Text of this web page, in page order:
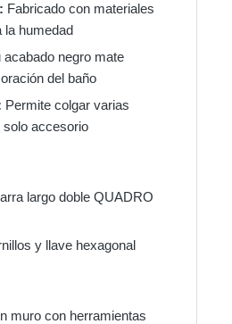
Fabricado con materiales
la humedad
acabado negro mate
del baño
Permite colgar varias
solo accesorio
largo doble QUADRO
y llave hexagonal
muro con herramientas